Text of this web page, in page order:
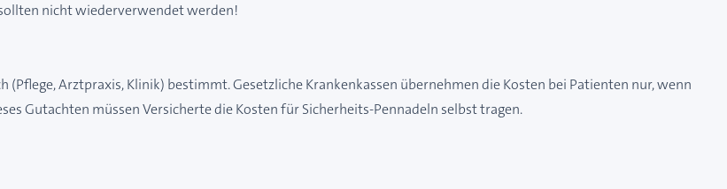
nicht wiederverwendet werden!
Arztpraxis, Klinik) bestimmt. Gesetzliche Krankenkassen übernehmen die Kosten bei Patienten nur, wenn
Gutachten müssen Versicherte die Kosten für Sicherheits-Pennadeln selbst tragen.